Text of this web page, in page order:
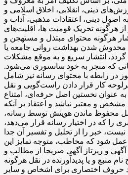
دینی، انقلابی، اخلاق اسلامی و
اصول دینی، اعتقادات مذهبی، آداب و
هرگونه تحریک قومیت ‌ها، اقلیت‌های
هرگونه محتوای مبتذل و مستهجن و
شدن بهداشت روانی جامعه یا
گردد، انتشار سریع و به‌ موقع مشکلات
که منجر به خود سانسوری می‌شود.
در رابطه با محتوای رسانه نیز شامل
کار قرار دادن راست‌گویی و نقل
‌عنوان نخستین اصل حرفه‌ای، امتناع
مشخص و معتبر نباشد و اعتقاد بر آنکه
محفوظ ماندن هویتش توسط رسانه،
را که در اختیار رسانه قرار می‌دهد،
نیست، خبر را از تحلیل و تفسیر آن جدا
شود که مخاطب، متوجه تمایز این
و رپرتاژ آگهی صریحا از مطالب و
منبع و یا پدیدآورنده در نقل هرگونه
حروف اختصاری برای اشخاص و سایر